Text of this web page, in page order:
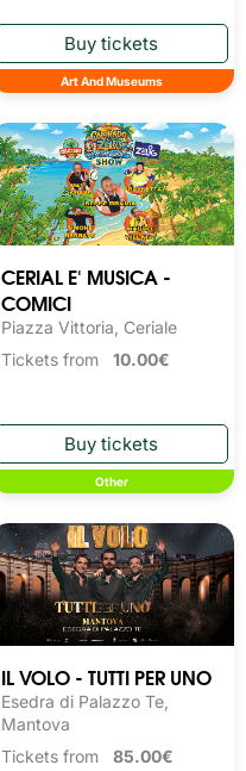
Art And Museums
CERIAL E' MUSICA -
COMICI
Piazza Vittoria, Ceriale
Tickets from 10.00€
Other
IL VOLO - TUTTI PER UNO
Esedra di Palazzo Te,
Mantova
Tickets from 85.00€